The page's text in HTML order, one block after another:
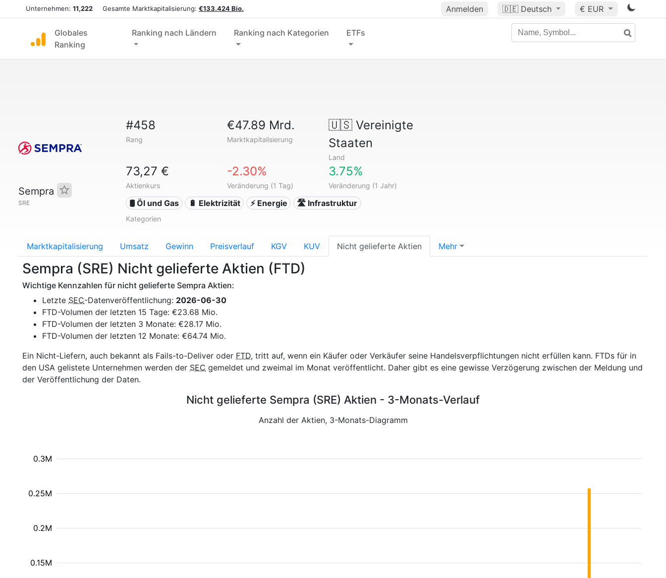
Unternehmen: 11,222 Gesamte Marktkapitalisierung: €133.424 Bio. Anmelden 🇩🇪 Deutsch € EUR
Globales
Ranking
Ranking nach Ländern Ranking nach Kategorien ETFs
Sempra
SRE
#458
Rang
€47.89 Mrd.
Marktkapitalisierung
🇺🇸Vereinigte
Staaten
Land
73,27 €
Aktienkurs
-2.30%
Veränderung (1 Tag)
3.75%
Veränderung (1 Jahr)
🛢 Öl und Gas 🔋 Elektrizität ⚡ Energie 🛣️ Infrastruktur
Kategorien
Marktkapitalisierung Umsatz Gewinn Preisverlauf KGV KUV Nicht gelieferte Aktien Mehr
Sempra (SRE) Nicht gelieferte Aktien (FTD)
Wichtige Kennzahlen für nicht gelieferte Sempra Aktien:
Letzte SEC-Datenveröffentlichung: 2026-06-30
FTD-Volumen der letzten 15 Tage: €23.68 Mio.
FTD-Volumen der letzten 3 Monate: €28.17 Mio.
FTD-Volumen der letzten 12 Monate: €64.74 Mio.
Ein Nicht-Liefern, auch bekannt als Fails-to-Deliver oder FTD, tritt auf, wenn ein Käufer oder Verkäufer seine Handelsverpflichtungen nicht erfüllen kann. FTDs für in
den USA gelistete Unternehmen werden der SEC gemeldet und zweimal im Monat veröffentlicht. Daher gibt es eine gewisse Verzögerung zwischen der Meldung und
der Veröffentlichung der Daten.
Nicht gelieferte Sempra (SRE) Aktien - 3-Monats-Verlauf
Anzahl der Aktien, 3-Monats-Diagramm
0.15M
0.2M
0.25M
0.3M